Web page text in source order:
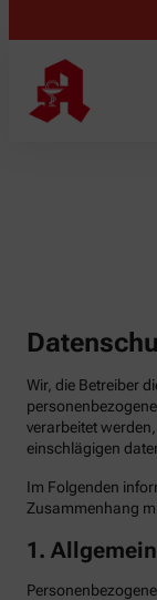
Wir, die Betreiber
verarbeitet
einschlägigen
Im Folgenden
Zusammenhang
1.